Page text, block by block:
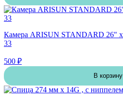
Камера ARISUN STANDARD 26" x
33
500 ₽
В корзину